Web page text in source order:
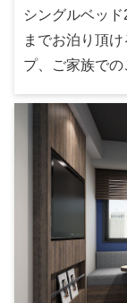
シングルベッ
までお泊り頂
プ、ご家族での